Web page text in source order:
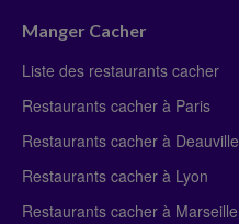
Manger Cacher
Liste des restaurants cacher
Restaurants cacher à Paris
Restaurants cacher à Deauville
Restaurants cacher à Lyon
Restaurants cacher à Marseille